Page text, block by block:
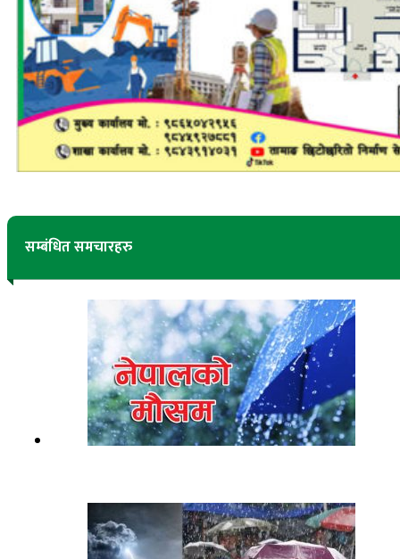
सम्बंधित समचारहरु